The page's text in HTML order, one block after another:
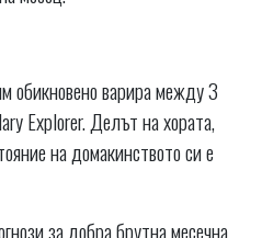
обикновено варира между 3
Explorer. Делът на хората,
на домакинството си е
за добра брутна месечна